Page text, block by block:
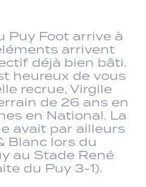
Puy Foot arrive à
arrivent
déjà bien bâti.
heureux de vous
recrue, Virgile
de 26 ans en
en National. La
avait par ailleurs
Blanc lors du
au Stade René
du Puy 3-1).